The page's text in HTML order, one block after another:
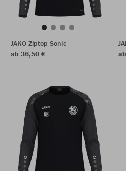
JAKO Ziptop Sonic
ab 36,50 €